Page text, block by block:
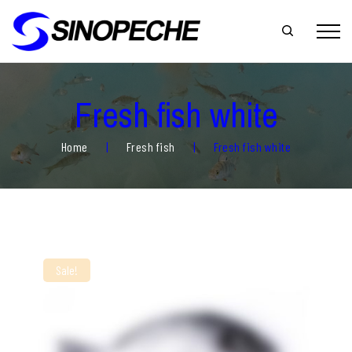
Fresh fish white
Home | Fresh fish | Fresh fish white
Sale!